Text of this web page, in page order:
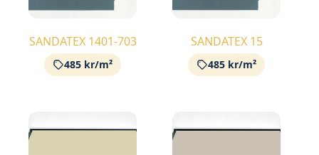
SANDATEX 1401-703
485 kr/m²
SANDATEX 15
485 kr/m²